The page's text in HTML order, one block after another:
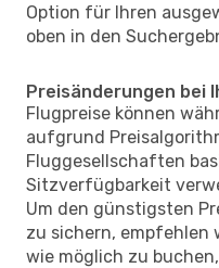
Option für Ihren
oben in den
Preisänderungen bei
Flugpreise können
aufgrund
Fluggesellschaften
Sitzverfügbarkeit
Um den günstigsten
zu sichern, empfehlen
wie möglich zu